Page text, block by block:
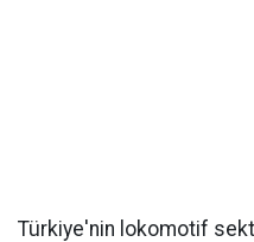
Türkiye'nin lokomotif